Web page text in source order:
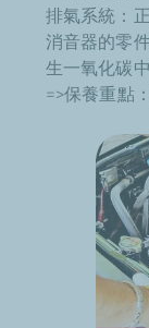
排氣系統：
消音器的零
生一氧化碳
=>保養重點